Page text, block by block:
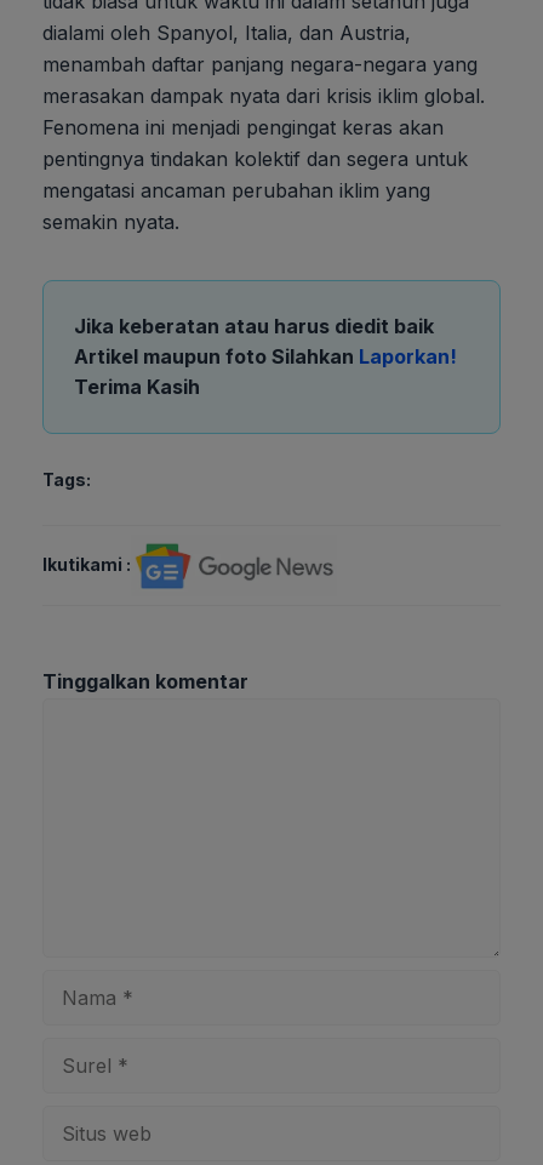
dialami oleh Spanyol, Italia, dan Austria,
menambah daftar panjang negara-negara yang
merasakan dampak nyata dari krisis iklim global.
Fenomena ini menjadi pengingat keras akan
pentingnya tindakan kolektif dan segera untuk
mengatasi ancaman perubahan iklim yang
semakin nyata.
Jika keberatan atau harus diedit baik
Artikel maupun foto Silahkan Laporkan!
Terima Kasih
Tags:
Ikutikami :
Tinggalkan komentar
web